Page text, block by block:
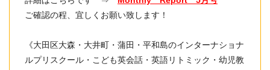
ご確認の程、宜しくお願い致します！
《大田区大森・大井町・蒲田・平和島のインターナショナ
ルプリスクール・こども英会話・英語リトミック・幼児教